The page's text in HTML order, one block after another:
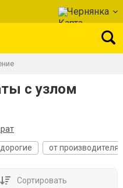
Чернянка
с узлом
от производителя
Сортировать